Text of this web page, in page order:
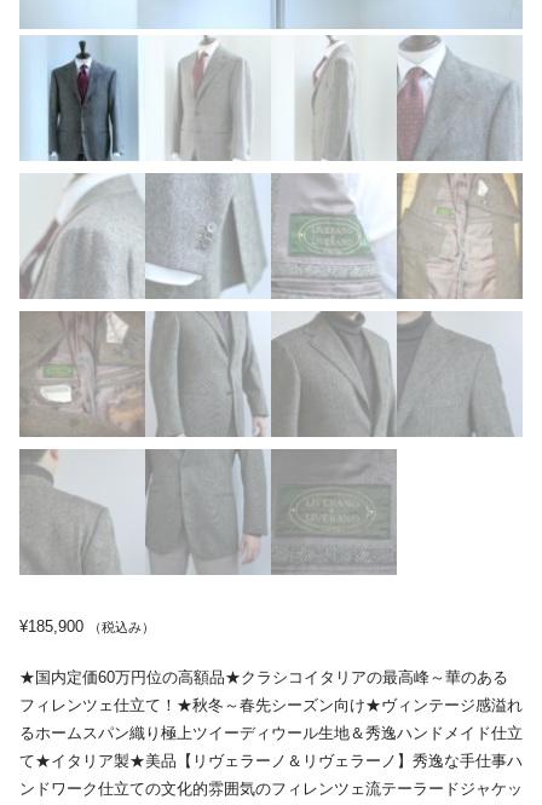
¥185,900 （税込み）
★国内定価60万円位の高額品★クラシコイタリアの最高峰～華のある
フィレンツェ仕立て！★秋冬～春先シーズン向け★ヴィンテージ感溢れ
るホームスパン織り極上ツイーディウール生地＆秀逸ハンドメイド仕立
て★イタリア製★美品【リヴェラーノ＆リヴェラーノ】秀逸な手仕事ハ
ンドワーク仕立ての文化的雰囲気のフィレンツェ流テーラードジャケッ